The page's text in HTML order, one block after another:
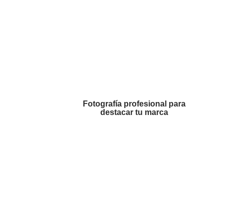
Fotografía profesional para
destacar tu marca